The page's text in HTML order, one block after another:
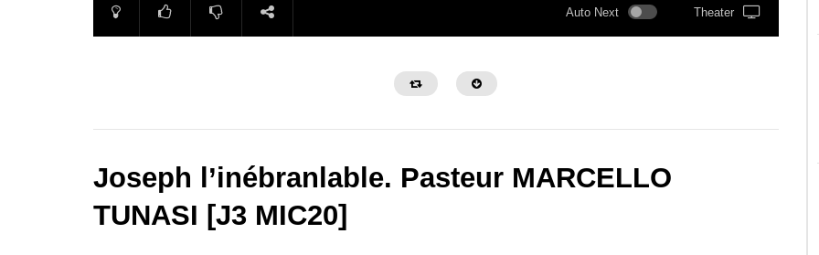
Auto Next Theater
Joseph l’inébranlable. Pasteur MARCELLO
TUNASI [J3 MIC20]